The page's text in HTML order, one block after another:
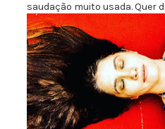
saudação muito usada. Quer